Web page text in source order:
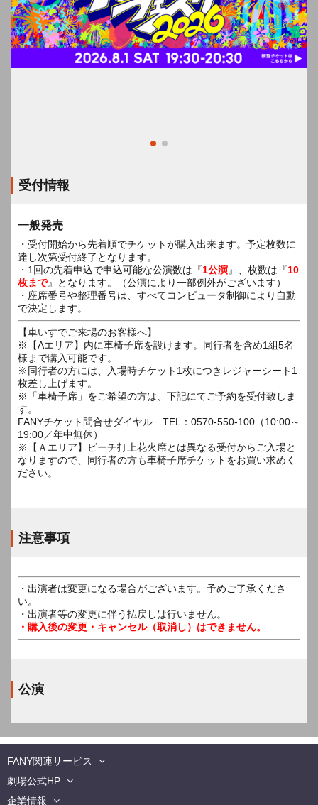
受付情報
一般発売
・受付開始から先着順でチケットが購入出来ます。予定枚数に
達し次第受付終了となります。
・1回の先着申込で申込可能な公演数は『1公演』、枚数は『10
枚まで』となります。（公演により一部例外がございます）
・座席番号や整理番号は、すべてコンピュータ制御により自動
で決定します。
【車いすでご来場のお客様へ】
※【Aエリア】内に車椅子席を設けます。同行者を含め1組5名
様まで購入可能です。
※同行者の方には、入場時チケット1枚につきレジャーシート1
枚差し上げます。
※「車椅子席」をご希望の方は、下記にてご予約を受付致しま
す。
FANYチケット問合せダイヤル TEL：0570-550-100（10:00～
19:00／年中無休）
※【Ａエリア】ビーチ打上花火席とは異なる受付からご入場と
なりますので、同行者の方も車椅子席チケットをお買い求めく
ださい。
注意事項
・出演者は変更になる場合がございます。予めご了承くださ
い。
・出演者等の変更に伴う払戻しは行いません。
・購入後の変更・キャンセル（取消し）はできません。
公演
FANY関連サービス
劇場公式HP
企業情報